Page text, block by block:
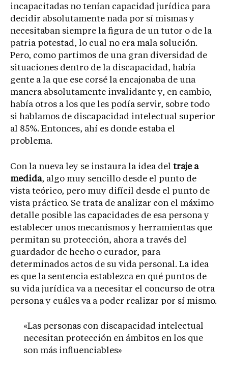
incapacitadas no tenían capacidad jurídica para
decidir absolutamente nada por sí mismas y
necesitaban siempre la figura de un tutor o de la
patria potestad, lo cual no era mala solución.
Pero, como partimos de una gran diversidad de
situaciones dentro de la discapacidad, había
gente a la que ese corsé la encajonaba de una
manera absolutamente invalidante y, en cambio,
había otros a los que les podía servir, sobre todo
si hablamos de discapacidad intelectual superior
al 85%. Entonces, ahí es donde estaba el
problema.
Con la nueva ley se instaura la idea del traje a
medida, algo muy sencillo desde el punto de
vista teórico, pero muy difícil desde el punto de
vista práctico. Se trata de analizar con el máximo
detalle posible las capacidades de esa persona y
establecer unos mecanismos y herramientas que
permitan su protección, ahora a través del
guardador de hecho o curador, para
determinados actos de su vida personal. La idea
es que la sentencia establezca en qué puntos de
su vida jurídica va a necesitar el concurso de otra
persona y cuáles va a poder realizar por sí mismo.
«Las personas con discapacidad intelectual
necesitan protección en ámbitos en los que
son más influenciables»